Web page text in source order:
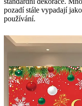
pozadí stále vypadají
používání.